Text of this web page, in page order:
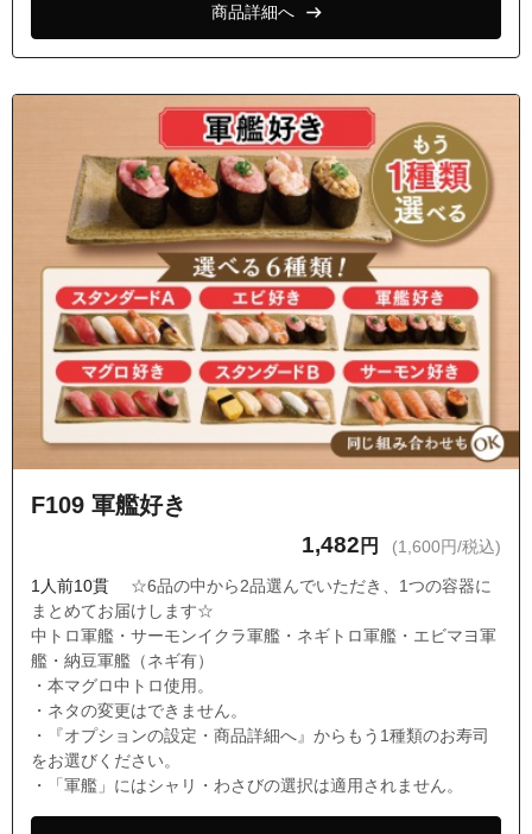
商品詳細へ
F109 軍艦好き
1,482 円 (1,600円/税込)
1人前10貫
☆6品の中から2品選んでいただき、1つの容器に
まとめてお届けします☆
中トロ軍艦・サーモンイクラ軍艦・ネギトロ軍艦・エビマヨ軍
艦・納豆軍艦（ネギ有）
・本マグロ中トロ使用。
・ネタの変更はできません。
・『オプションの設定・商品詳細へ』からもう1種類のお寿司
をお選びください。
・「軍艦」にはシャリ・わさびの選択は適用されません。